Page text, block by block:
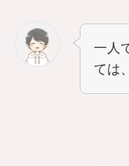
一人
ては